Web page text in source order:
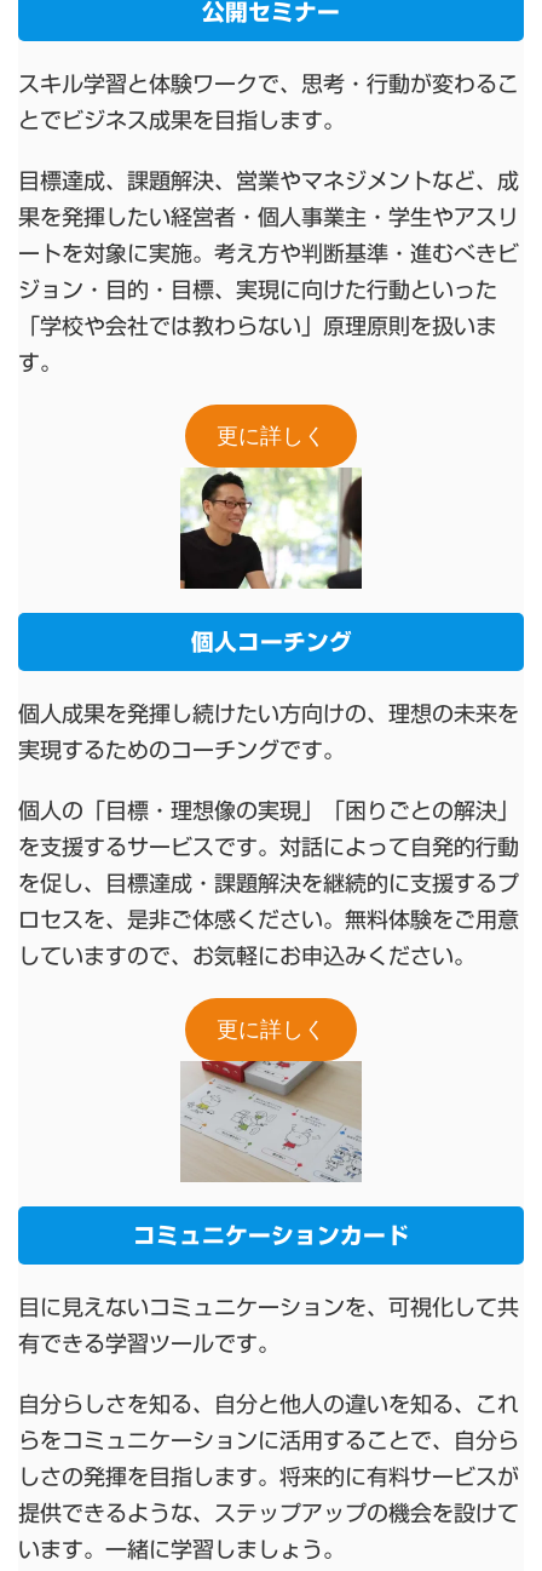
公開セミナー
スキル学習と体験ワークで、思考・行動が変わるこ
とでビジネス成果を目指します。
目標達成、課題解決、営業やマネジメントなど、成
果を発揮したい経営者・個人事業主・学生やアスリ
ートを対象に実施。考え方や判断基準・進むべきビ
ジョン・目的・目標、実現に向けた行動といった
「学校や会社では教わらない」原理原則を扱いま
す。
更に詳しく
個人コーチング
個人成果を発揮し続けたい方向けの、理想の未来を
実現するためのコーチングです。
個人の「目標・理想像の実現」「困りごとの解決」
を支援するサービスです。対話によって自発的行動
を促し、目標達成・課題解決を継続的に支援するプ
ロセスを、是非ご体感ください。無料体験をご用意
していますので、お気軽にお申込みください。
更に詳しく
コミュニケーションカード
目に見えないコミュニケーションを、可視化して共
有できる学習ツールです。
自分らしさを知る、自分と他人の違いを知る、これ
らをコミュニケーションに活用することで、自分ら
しさの発揮を目指します。将来的に有料サービスが
提供できるような、ステップアップの機会を設けて
います。一緒に学習しましょう。